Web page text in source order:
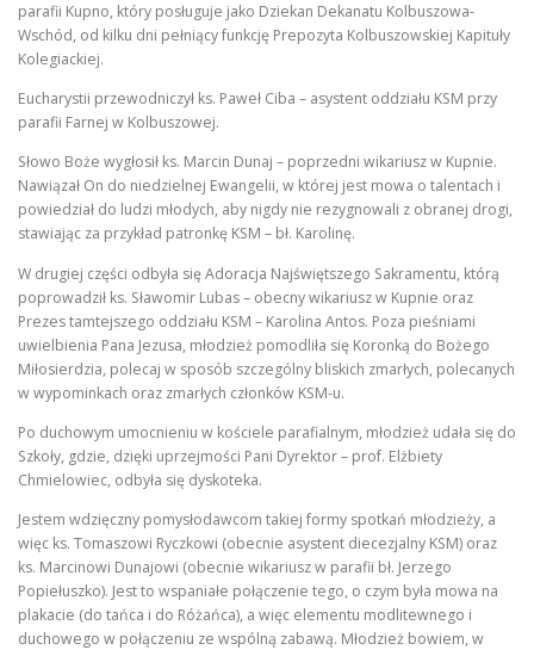
parafii Kupno, który posługuje jako Dziekan Dekanatu Kolbuszowa-
Wschód, od kilku dni pełniący funkcję Prepozyta Kolbuszowskiej Kapituły
Kolegiackiej.
Eucharystii przewodniczył ks. Paweł Ciba – asystent oddziału KSM przy
parafii Farnej w Kolbuszowej.
Słowo Boże wygłosił ks. Marcin Dunaj – poprzedni wikariusz w Kupnie.
Nawiązał On do niedzielnej Ewangelii, w której jest mowa o talentach i
powiedział do ludzi młodych, aby nigdy nie rezygnowali z obranej drogi,
stawiając za przykład patronkę KSM – bł. Karolinę.
W drugiej części odbyła się Adoracja Najświętszego Sakramentu, którą
poprowadził ks. Sławomir Lubas – obecny wikariusz w Kupnie oraz
Prezes tamtejszego oddziału KSM – Karolina Antos. Poza pieśniami
uwielbienia Pana Jezusa, młodzież pomodliła się Koronką do Bożego
Miłosierdzia, polecaj w sposób szczególny bliskich zmarłych, polecanych
w wypominkach oraz zmarłych członków KSM-u.
Po duchowym umocnieniu w kościele parafialnym, młodzież udała się do
Szkoły, gdzie, dzięki uprzejmości Pani Dyrektor – prof. Elżbiety
Chmielowiec, odbyła się dyskoteka.
Jestem wdzięczny pomysłodawcom takiej formy spotkań młodzieży, a
więc ks. Tomaszowi Ryczkowi (obecnie asystent diecezjalny KSM) oraz
ks. Marcinowi Dunajowi (obecnie wikariusz w parafii bł. Jerzego
Popiełuszko). Jest to wspaniałe połączenie tego, o czym była mowa na
plakacie (do tańca i do Różańca), a więc elementu modlitewnego i
duchowego w połączeniu ze wspólną zabawą. Młodzież bowiem, w